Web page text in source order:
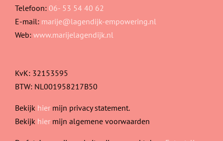
Telefoon: 06- 53 54 40 62
E-mail: marije@lagendijk-empowering.nl
Web: www.marijelagendijk.nl
KvK: 32153595
BTW: NL001958217B50
Bekijk hier mijn privacy statement.
Bekijk hier mijn algemene voorwaarden